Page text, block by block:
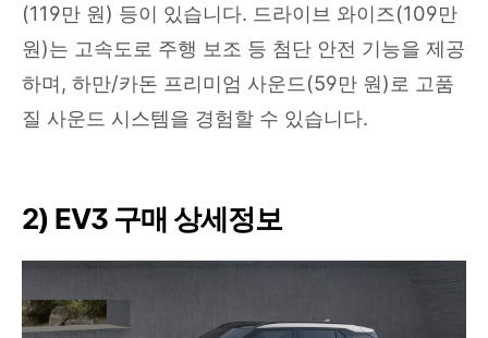
(119만 원) 등이 있습니다. 드라이브 와이즈(109만
원)는 고속도로 주행 보조 등 첨단 안전 기능을 제공
하며, 하만/카돈 프리미엄 사운드(59만 원)로 고품
질 사운드 시스템을 경험할 수 있습니다.
2) EV3 구매 상세정보